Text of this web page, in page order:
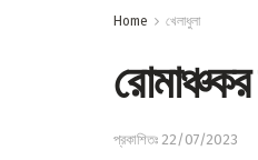
Home খেলাধুলা
প্রকাশিতঃ 22/07/2023